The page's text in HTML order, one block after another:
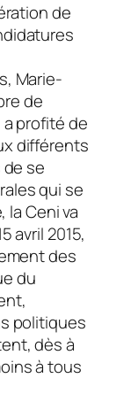
de
Marie-
de
a profité de
différents
se
qui se
la Ceni va
avril 2015,
des
du
politiques
dès à
à tous